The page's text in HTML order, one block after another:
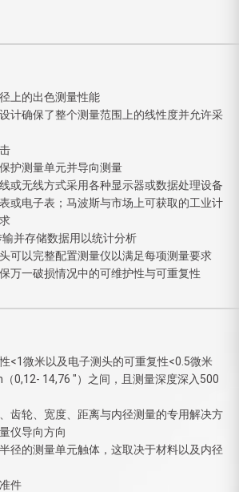
上的出色测量性能
计确保了整个测量范围上的线性度并允许采
护测量单元并导向测量
或无线方式采用各种显示器或数据处理设备
或电子表；马波斯与市场上可获取的工业计
并存储数据用以统计分析
可以完整配置测量仪以满足每项测量要求
万一破损情况中的可维护性与可重复性
<1微米以及电子测头的可重复性<0.5微米
0,12- 14,76 "）之间，且测量深度深入500
齿轮、宽度、距离与内径测量的专用解决方
仪导向方向
径的测量单元触体，这取决于材料以及内径
件